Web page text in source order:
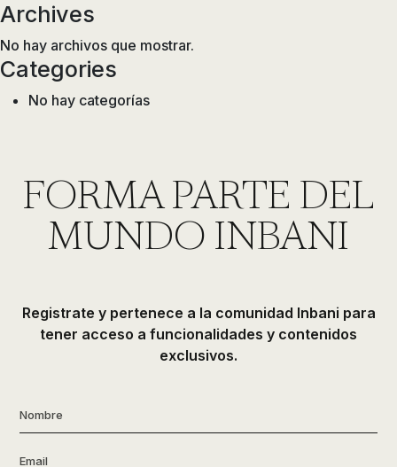
tecnologías
ducha,
accesorios…
Archives
No hay archivos que mostrar.
Categories
No hay categorías
FORMA PARTE DEL
MUNDO INBANI
Registrate y pertenece a la comunidad Inbani para
tener acceso a funcionalidades y contenidos
exclusivos.
Nombre
Email